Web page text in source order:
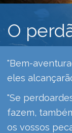
O
"Bem-
eles
"Se
fazem,
os vossos